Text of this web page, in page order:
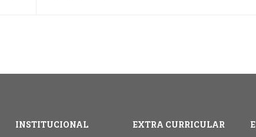
INSTITUCIONAL EXTRA CURRICULAR